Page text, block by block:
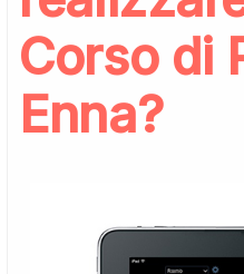
Corso di
Enna?